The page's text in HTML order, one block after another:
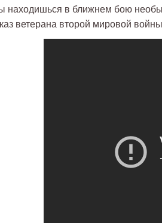
находишься в ближнем бою
ветерана второй мировой